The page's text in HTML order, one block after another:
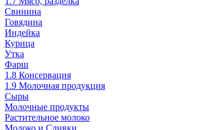
Свинина
Говядина
Индейка
Курица
Утка
Фарш
1.8 Консервация
1.9 Молочная продукция
Сыры
Молочные продукты
Растительное молоко
Молоко и Сливки